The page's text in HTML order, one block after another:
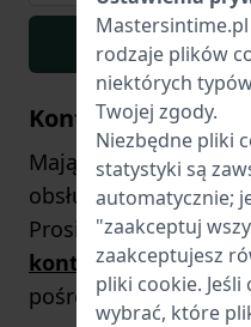
Kontakt
Mają Państwo jakieś
obsługi klienta
Prosimy odwiedzić
kontaktowąlub
pośrednictwem
rodzaje plików
niektórych
Twojej zgody.
Niezbędne pliki
statystyki są
automatycznie;
"zaakceptuj
zaakceptujesz
pliki cookie.
wybrać, które